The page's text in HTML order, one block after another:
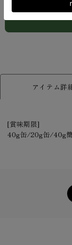
アイテム詳
[賞味期限]
40g缶/20g缶/40g